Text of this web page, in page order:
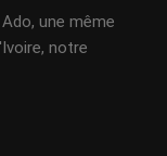
une même
notre